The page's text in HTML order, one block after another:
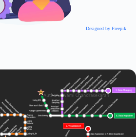
Designed by Freepik